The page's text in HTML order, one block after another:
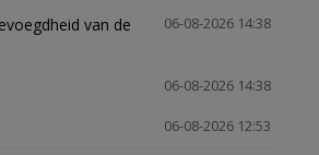
06-08-2026 14:38
van de
06-08-2026 14:38
06-08-2026 12:53